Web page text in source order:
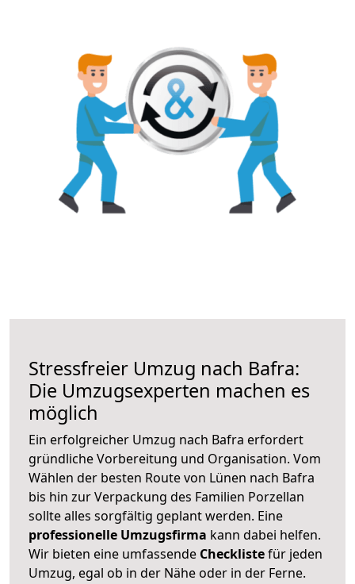
Stressfreier Umzug nach Bafra:
Die Umzugsexperten machen es
möglich
Ein erfolgreicher Umzug nach Bafra erfordert
gründliche Vorbereitung und Organisation. Vom
Wählen der besten Route von Lünen nach Bafra
bis hin zur Verpackung des Familien Porzellan
sollte alles sorgfältig geplant werden. Eine
professionelle Umzugsfirma kann dabei helfen.
Wir bieten eine umfassende Checklistefür jeden
Umzug, egal ob in der Nähe oder in der Ferne.